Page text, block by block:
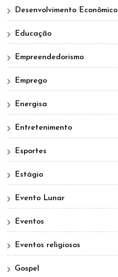
Desenvolvimento Econômico
Educação
Empreendedorismo
Emprego
Energisa
Entretenimento
Esportes
Estágio
Evento Lunar
Eventos
Eventos religiosos
Gospel